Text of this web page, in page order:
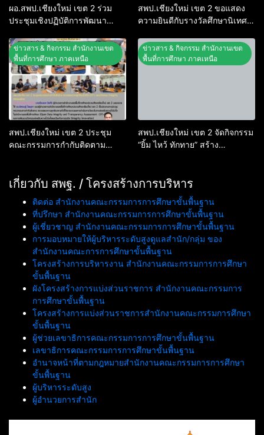
ผอ.สพป.เชียงใหม่ เขต 2 ร่วม
ประชุมเชิงปฏิบัติการพัฒนา
ราชการ สพฐ. ยกระดับ
ประสิทธิภาพการกำกับติดตาม
คุณภาพการศึกษา
สพป.เชียงใหม่ เขต 2 ขอแสดง
ความยินดีกับรางวัลศึกษานิเทศก์
ยอดเยี่ยม ระดับ สพฐ.
ข่าวสาร & กิจกรรม สำนักงานเขต
พื้นที่การศึกษา ภาคเหนือ
สพป.เชียงใหม่ เขต 2 ประชุม
คณะกรรมการกำกับติดตาม
Innovation
ข่าวสาร & กิจกรรม สำนักงานเขต
พื้นที่การศึกษา ภาคเหนือ
สพป.เชียงใหม่ เขต 2 จัดกิจกรรม
“ยิ้ม ไหว้ ทักทาย” สร้าง
ราชการ
เกี่ยวกับ สพฐ. / โครงสร้างการบริหาร
ติดต่อ สำนักงานคณะกรรมการการศึกษาขั้นพื้นฐาน
ที่ปรึกษา สำนักงานคณะกรรมการการศึกษาขั้นพื้นฐาน
ผู้เชี่ยวชาญ สำนักงานคณะกรรมการการศึกษาขั้นพื้นฐาน
การมอบหมายให้ผู้บริหารระดับสูงดูแลสำนัก/กลุ่ม ของ
สำนักงานคณะการการศึกษาขั้นพื้นฐาน
โครงสร้างการบริหารงาน สำนักงานคณะกรรมการการศึกษา
ขั้นพื้นฐาน
ผังโครงสร้างการแบ่งส่วนราชการ สำนักงานคณะกรรมการ
การศึกษาขั้นพื้นฐาน
โครงสร้างการแบ่งส่วนราชการสำนักงานคณะกรรมการศึกษา
ขั้นพื้นฐาน
ผู้ช่วยเลขาธิการคณะกรรมการการศึกษาขั้นพื้นฐาน
เลขาธิการคณะกรรมการการศึกษาขั้นพื้นฐาน
อำนาจหน้าที่ตามกฎหมายสำนักงานคณะกรรมการการศึกษา
ขั้นพื้นฐาน
ผู้บริหารระดับสูง
ผู้อำนวยการสำนัก